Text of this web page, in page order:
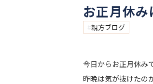
お正月休
親方ブログ
今日からお正月休み
昨晩は気が抜けたの